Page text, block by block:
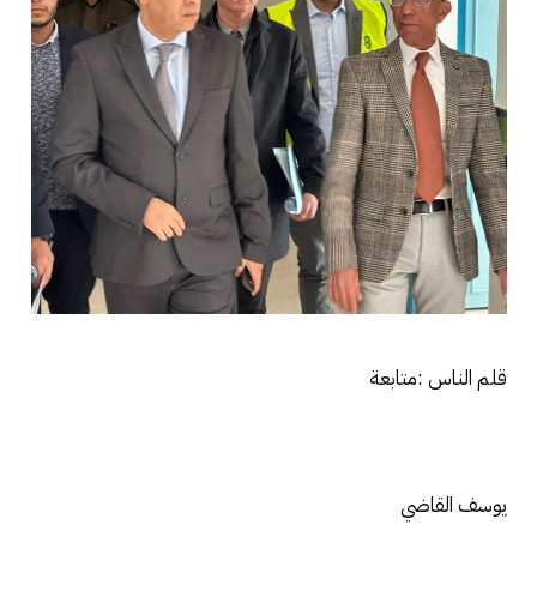
قلم الناس :متابعة
يوسف القاضي